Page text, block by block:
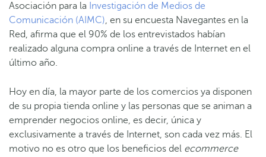
Asociación para la Investigación de Medios de
Comunicación (AIMC), en su encuesta Navegantes en la
Red, afirma que el 90% de los entrevistados habían
realizado alguna compra online a través de Internet en el
último año.
Hoy en día, la mayor parte de los comercios ya disponen
de su propia tienda online y las personas que se animan a
emprender negocios online, es decir, única y
exclusivamente a través de Internet, son cada vez más. El
motivo no es otro que los beneficios del ecommerce